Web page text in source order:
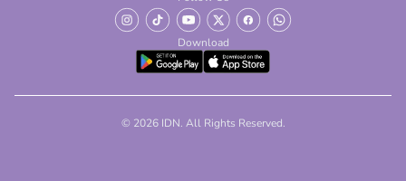
Download
© 2026 IDN. All Rights Reserved.